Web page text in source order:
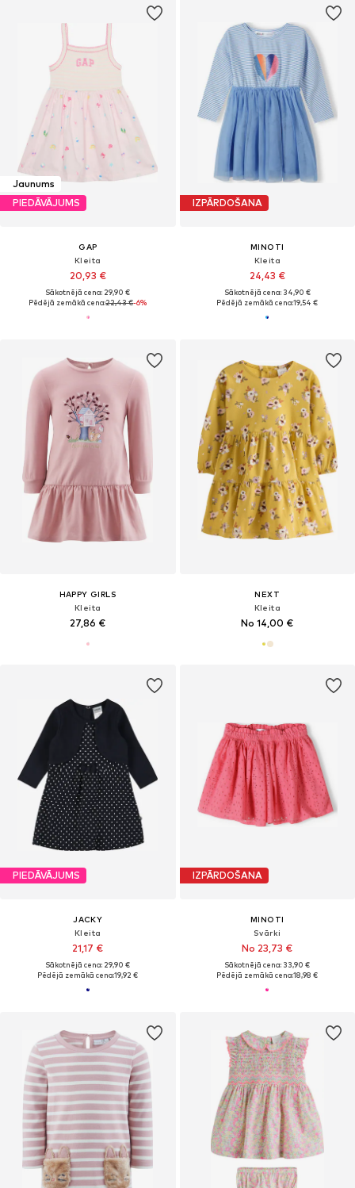
Jaunums
PIEDĀVĀJUMS
GAP
Kleita
20,93 €
Sākotnējā cena: 29,90 €
Pēdējā zemākā cena:22,43 €-6%
IZPĀRDOŠANA
MINOTI
Kleita
24,43 €
Sākotnējā cena: 34,90 €
Pēdējā zemākā cena:19,54 €
HAPPY GIRLS
Kleita
27,86 €
NEXT
Kleita
No 14,00 €
PIEDĀVĀJUMS
JACKY
Kleita
21,17 €
Sākotnējā cena: 29,90 €
Pēdējā zemākā cena:19,92 €
IZPĀRDOŠANA
MINOTI
Svārki
No 23,73 €
Sākotnējā cena: 33,90 €
Pēdējā zemākā cena:18,98 €